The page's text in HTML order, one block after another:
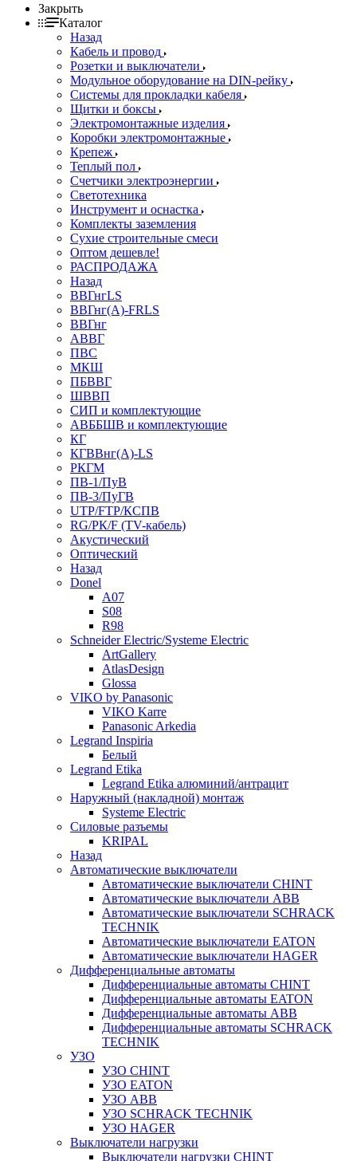
Закрыть
Каталог
Назад
Кабель и провод
Розетки и выключатели
Модульное оборудование на DIN-рейку
Системы для прокладки кабеля
Щитки и боксы
Электромонтажные изделия
Коробки электромонтажные
Крепеж
Теплый пол
Счетчики электроэнергии
Светотехника
Инструмент и оснастка
Комплекты заземления
Сухие строительные смеси
Оптом дешевле!
РАСПРОДАЖА
Назад
ВВГнгLS
ВВГнг(А)-FRLS
ВВГнг
АВВГ
ПВС
МКШ
ПБВВГ
ШВВП
СИП и комплектующие
АВББШВ и комплектующие
КГ
КГВВнг(А)-LS
РКГМ
ПВ-1/ПуВ
ПВ-3/ПуГВ
UTP/FTP/КСПВ
RG/РК/F (TV-кабель)
Акустический
Оптический
Назад
Donel
A07
S08
R98
Schneider Electric/Systeme Electric
ArtGallery
AtlasDesign
Glossa
VIKO by Panasonic
VIKO Karre
Panasonic Arkedia
Legrand Inspiria
Белый
Legrand Etika
Legrand Etika алюминий/антрацит
Наружный (накладной) монтаж
Systeme Electric
Силовые разъемы
KRIPAL
Назад
Автоматические выключатели
Автоматические выключатели CHINT
Автоматические выключатели ABB
Автоматические выключатели SCHRACK
TECHNIK
Автоматические выключатели EATON
Автоматические выключатели HAGER
Дифференциальные автоматы
Дифференциальные автоматы CHINT
Дифференциальные автоматы EATON
Дифференциальные автоматы ABB
Дифференциальные автоматы SCHRACK
TECHNIK
УЗО
УЗО CHINT
УЗО EATON
УЗО ABB
УЗО SCHRACK TECHNIK
УЗО HAGER
Выключатели нагрузки
Выключатели нагрузки CHINT